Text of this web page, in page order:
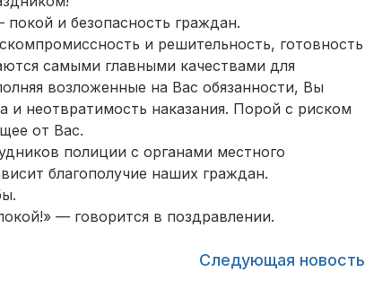
и безопасность граждан.
и решительность, готовность
самыми главными качествами для
возложенные на Вас обязанности, Вы
и неотвратимость наказания. Порой с риском
от Вас.
полиции с органами местного
благополучие наших граждан.
— говорится в поздравлении.
Следующая новость